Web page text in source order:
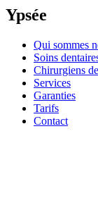
Ypsée
Qui sommes
Soins
Chirurgiens
Services
Garanties
Tarifs
Contact